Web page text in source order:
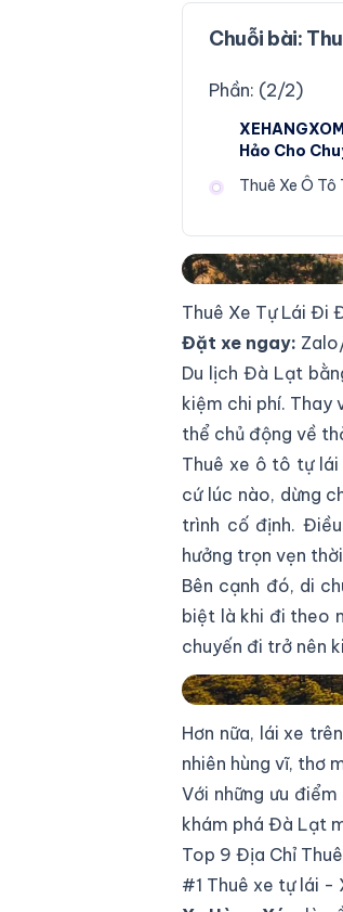
Chuỗi bài:
Phần: (2/2)
Hảo Cho
Thuê Xe Ô
Kinh nghiệm thuê
Thuê Xe Tự Lái Đi
Đặt xe ngay:
Du lịch Đà Lạt
kiệm chi phí. Thay
thể chủ động về
Thuê xe ô tô tự
cứ lúc nào, dừng
trình cố định.
hưởng trọn vẹn
Bên cạnh đó, di
biệt là khi đi theo
chuyến đi trở nên
Khám Phá Đà Lạt
Hơn nữa, lái xe
nhiên hùng vĩ, thơ
Với những ưu
khám phá Đà Lạt
Top 9 Địa Chỉ
#1 Thuê xe tự lái -